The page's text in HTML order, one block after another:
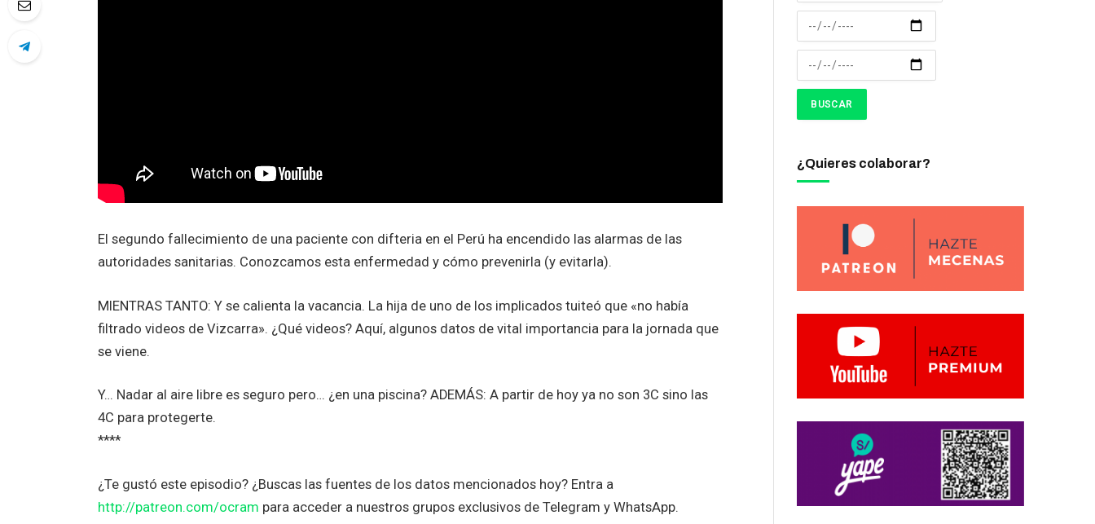
El segundo fallecimiento de una paciente con difteria en el Perú ha encendido las alarmas de las
autoridades sanitarias. Conozcamos esta enfermedad y cómo prevenirla (y evitarla).
MIENTRAS TANTO: Y se calienta la vacancia. La hija de uno de los implicados tuiteó que «no había
filtrado videos de Vizcarra». ¿Qué videos? Aquí, algunos datos de vital importancia para la jornada que
se viene.
Y… Nadar al aire libre es seguro pero… ¿en una piscina? ADEMÁS: A partir de hoy ya no son 3C sino las
4C para protegerte.
****
¿Te gustó este episodio? ¿Buscas las fuentes de los datos mencionados hoy? Entra a
http://patreon.com/ocram para acceder a nuestros grupos exclusivos de Telegram y WhatsApp.
¿Quieres colaborar?